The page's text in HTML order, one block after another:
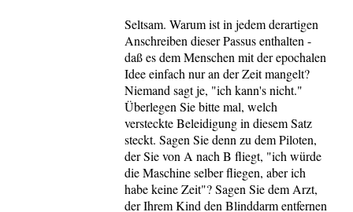
Seltsam. Warum ist in jedem derartigen
Anschreiben dieser Passus enthalten -
daß es dem Menschen mit der epochalen
Idee einfach nur an der Zeit mangelt?
Niemand sagt je, "ich kann's nicht."
Überlegen Sie bitte mal, welch
versteckte Beleidigung in diesem Satz
steckt. Sagen Sie denn zu dem Piloten,
der Sie von A nach B fliegt, "ich würde
die Maschine selber fliegen, aber ich
habe keine Zeit"? Sagen Sie dem Arzt,
der Ihrem Kind den Blinddarm entfernen